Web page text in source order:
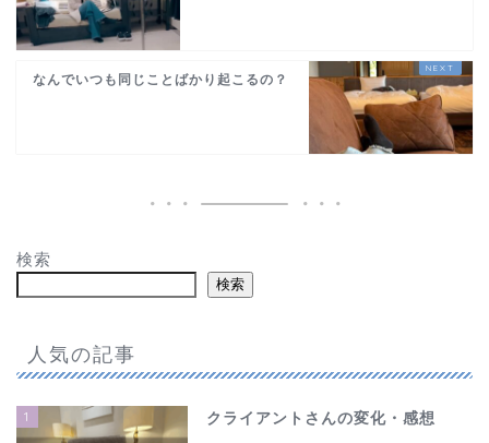
なんでいつも同じことばかり起こるの？
検索
検索
人気の記事
1 クライアントさんの変化・感想